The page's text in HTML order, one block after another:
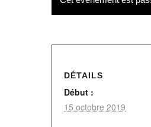
DÉTAILS
Début :
15 octobre 2019